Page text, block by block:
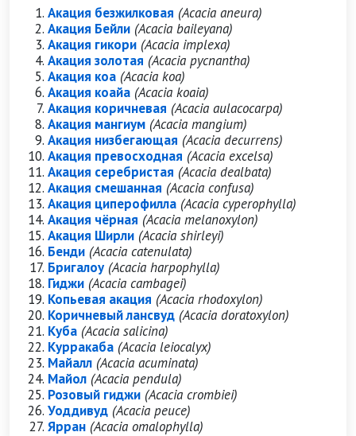
Акация безжилковая (Acacia aneura)
Акация Бейли (Acacia baileyana)
Акация гикори (Acacia implexa)
Акация золотая (Acacia pycnantha)
Акация коа (Acacia koa)
Акация коайа (Acacia koaia)
Акация коричневая (Acacia aulacocarpa)
Акация мангиум (Acacia mangium)
Акация низбегающая (Acacia decurrens)
Акация превосходная (Acacia excelsa)
Акация серебристая (Acacia dealbata)
Акация смешанная (Acacia confusa)
Акация циперофилла (Acacia cyperophylla)
Акация чёрная (Acacia melanoxylon)
Акация Ширли (Acacia shirleyi)
Бенди (Acacia catenulata)
Бригалоу (Acacia harpophylla)
Гиджи (Acacia cambagei)
Копьевая акация (Acacia rhodoxylon)
Коричневый лансвуд (Acacia doratoxylon)
Куба (Acacia salicina)
Курракаба (Acacia leiocalyx)
Майалл (Acacia acuminata)
Майол (Acacia pendula)
Розовый гиджи (Acacia crombiei)
Уоддивуд (Acacia peuce)
Ярран (Acacia omalophylla)